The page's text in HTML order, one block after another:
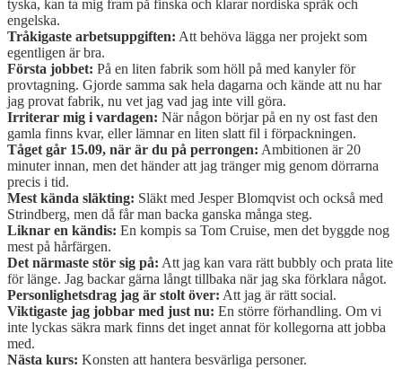
tyska, kan ta mig fram på finska och klarar nordiska språk och
engelska.
Tråkigaste arbetsuppgiften: Att behöva lägga ner projekt som
egentligen är bra.
Första jobbet: På en liten fabrik som höll på med kanyler för
provtagning. Gjorde samma sak hela dagarna och kände att nu har
jag provat fabrik, nu vet jag vad jag inte vill göra.
Irriterar mig i vardagen: När någon börjar på en ny ost fast den
gamla finns kvar, eller lämnar en liten slatt fil i förpackningen.
Tåget går 15.09, när är du på perrongen: Ambitionen är 20
minuter innan, men det händer att jag tränger mig genom dörrarna
precis i tid.
Mest kända släkting: Släkt med Jesper Blomqvist och också med
Strindberg, men då får man backa ganska många steg.
Liknar en kändis: En kompis sa Tom Cruise, men det byggde nog
mest på hårfärgen.
Det närmaste stör sig på: Att jag kan vara rätt bubbly och prata lite
för länge. Jag backar gärna långt tillbaka när jag ska förklara något.
Personlighetsdrag jag är stolt över: Att jag är rätt social.
Viktigaste jag jobbar med just nu: En större förhandling. Om vi
inte lyckas säkra mark finns det inget annat för kollegorna att jobba
med.
Nästa kurs: Konsten att hantera besvärliga personer.